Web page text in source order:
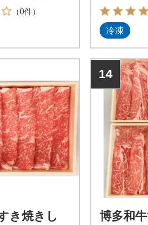
（0件）
にかけて育
冷凍
き焼きし
14
博多和